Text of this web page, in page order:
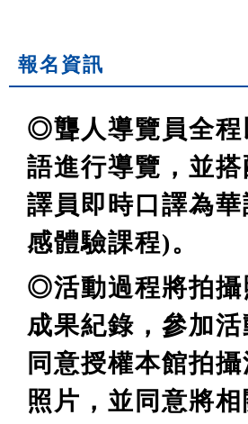
報名資訊
◎聾人導覽員全程
語進行導覽，並搭
譯員即時口譯為
感體驗課程)。
◎活動過程將拍攝
成果紀錄，參加活
同意授權本館拍
照片，並同意將相